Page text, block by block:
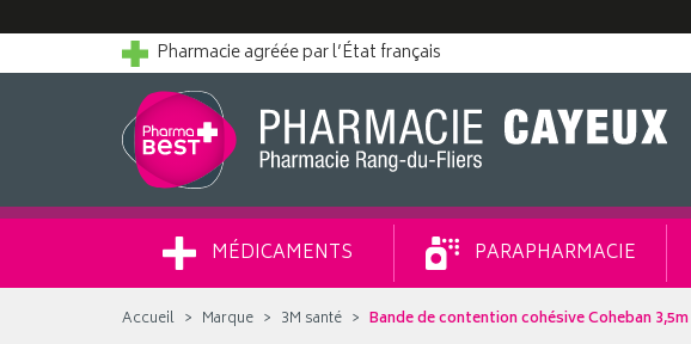
Pharmacie agréée par l’État français
MÉDICAMENTS PARAPHARMACIE
Accueil Marque 3M santé Bande de contention cohésive Coheban